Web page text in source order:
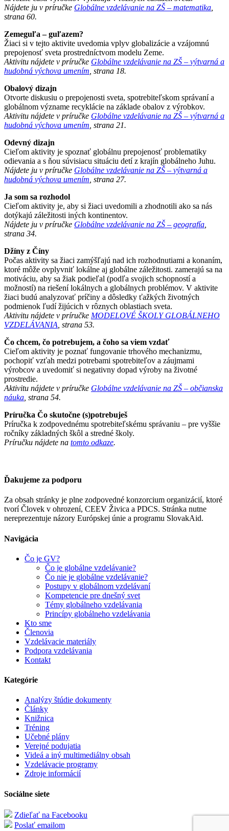
Nájdete ju v príručke Globálne vzdelávanie na ZŠ – matematika
strana 60.
Zemeguľa – guľazem?
Žiaci si v tejto aktivite uvedomia vplyv globalizácie a vzájomnú
prepojenosť sveta prostredníctvom modelu Zeme.
Aktivitu nájdete v príručke Globálne vzdelávanie na ZŠ – výtvarná a
hudobná výchova umením , strana 18.
Obalový dizajn
Otvorte diskusiu o prepojenosti sveta, spotrebiteľskom správaní a
globálnom význame recyklácie na základe obalov z výrobkov.
Aktivitu nájdete v príručke Globálne vzdelávanie na ZŠ – výtvarná a
hudobná výchova umením , strana 21.
Odevný dizajn
Cieľom aktivity je spoznať globálnu prepojenosť problematiky
odievania a s ňou súvisiacu situáciu detí z krajín globálneho Juhu.
Nájdete ju v príručke Globálne vzdelávanie na ZŠ – výtvarná a
hudobná výchova umením , strana 27.
Ja som sa rozhodol
Cieľom aktivity je, aby si žiaci uvedomili a zhodnotili ako sa nás
dotýkajú záležitosti iných kontinentov.
Nájdete ju v príručke Globálne vzdelávanie na ZŠ – geografía
strana 34.
Džíny z Číny
Počas aktivity sa žiaci zamýšľajú nad ich rozhodnutiami a konaním,
ktoré môže ovplyvniť lokálne aj globálne záležitosti. zamerajú sa na
motiváciu, aby sa žiak podieľal (podľa svojich schopností a
možností) na riešení lokálnych a globálnych problémov. V aktivite
žiaci budú analyzovať príčiny a dôsledky ťažkých životných
podmienok ľudí žijúcich v rôznych oblastiach sveta.
Aktivitu nájdete v príručke MODELOVÉ ŠKOLY GLOBÁLNEHO
VZDELÁVANIA , strana 53.
Čo chcem, čo potrebujem, a čoho sa viem vzdať
Cieľom aktivity je poznať fungovanie trhového mechanizmu,
pochopiť vzťah medzi potrebami spotrebiteľov a záujmami
výrobcov a uvedomiť si negativny dopad výroby na životné
prostredie.
Aktivitu nájdete v príručke Globálne vzdelávanie na ZŠ – občianska
náuka , strana 54.
Príručka Čo skutočne (s)potrebuješ
Príručka k zodpovednému spotrebiteľskému správaniu – pre vyššie
ročníky základných škôl a stredné školy.
Príručku nájdete na tomto odkaze.
Ďakujeme za podporu
Za obsah stránky je plne zodpovedné konzorcium organizácií, ktoré
tvorí Človek v ohrození, CEEV Živica a PDCS. Stránka nutne
nereprezentuje názory Európskej únie a programu SlovakAid.
Navigácia
Čo je GV?
Čo je globálne vzdelávanie?
Čo nie je globálne vzdelávanie?
Postupy v globálnom vzdelávaní
Kompetencie pre dnešný svet
Témy globálneho vzdelávania
Princípy globálneho vzdelávania
Kto sme
Členovia
Vzdelávacie materiály
Podpora vzdelávania
Kontakt
Kategórie
Analýzy štúdie dokumenty
Články
Knižnica
Tréning
Učebné plány
Verejné podujatia
Videá a iný multimediálny obsah
Vzdelávacie programy
Zdroje informácií
Sociálne siete
Zdieľať na Facebooku
Poslať emailom